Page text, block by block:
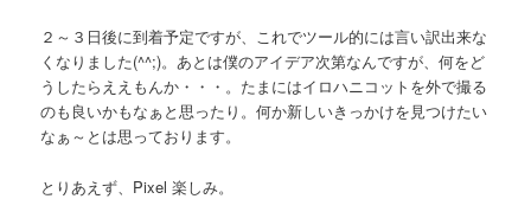
２～３日後に到着予定ですが、これでツール的には言い訳出来な
くなりました(^^;)。あとは僕のアイデア次第なんですが、何をど
うしたらええもんか・・・。たまにはイロハニコットを外で撮る
のも良いかもなぁと思ったり。何か新しいきっかけを見つけたい
なぁ～とは思っております。
とりあえず、Pixel 楽しみ。